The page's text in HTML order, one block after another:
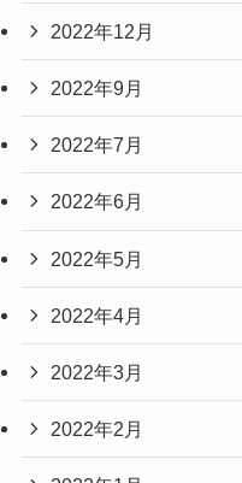
2022年12月
2022年9月
2022年7月
2022年6月
2022年5月
2022年4月
2022年3月
2022年2月